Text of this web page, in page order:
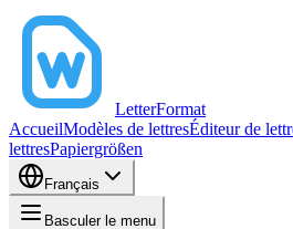
LetterFormat
AccueilModèles de lettresÉditeur de
lettresPapiergrößen
Français
Basculer le menu